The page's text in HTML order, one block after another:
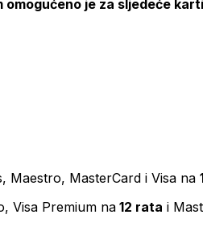
omogućeno je za sljedeće
Maestro, MasterCard i Visa na
Visa Premium na 12 rata i